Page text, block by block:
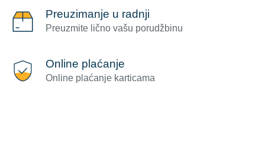
Preuzimanje u radnji
Preuzmite lično vašu porudžbinu
Online plaćanje
Online plaćanje karticama